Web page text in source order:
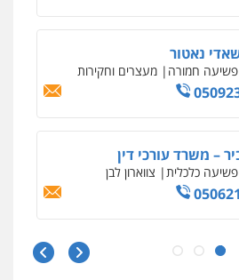
נאטור
פשיעה חמורה מעצרים וחקירות
– משרד עורכי דין
פשיעה כלכלית צווארון לבן
אבו שעירה – משרד עורכי דין